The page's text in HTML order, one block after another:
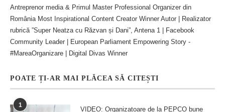
Antreprenor media & Primul Master Professional Organizer din
România Most Inspirational Content Creator Winner Autor | Realizator
rubrică ”Super Neatza cu Răzvan și Dani”, Antena 1 | Facebook
Community Leader | European Parliament Empowering Story -
#MareaOrganizare | Digital Divas Winner
POATE ȚI-AR MAI PLĂCEA SĂ CITEȘTI
1
VIDEO: Organizatoare de la PEPCO bune